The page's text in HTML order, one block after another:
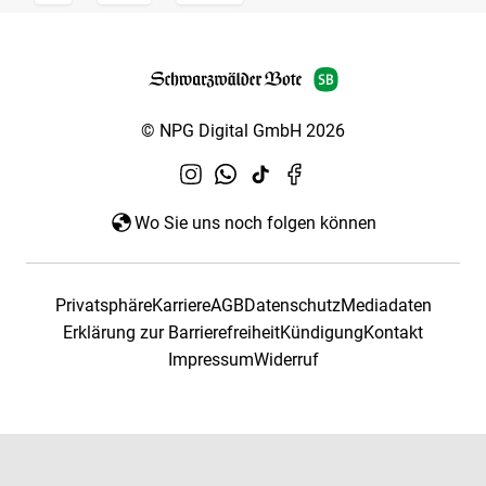
© NPG Digital GmbH 2026
Wo Sie uns noch folgen können
PrivatsphäreKarriereAGBDatenschutzMediadaten
Erklärung zur BarrierefreiheitKündigungKontakt
ImpressumWiderruf